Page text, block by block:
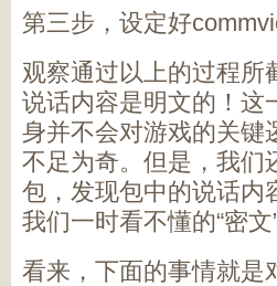
第三步，设定好
观察通过以上的过程所
说话内容是明文的！这
身并不会对游戏的关键
不足为奇。但是，我们
包，发现包中的说话内
我们一时看不懂的“密文”
看来，下面的事情就是